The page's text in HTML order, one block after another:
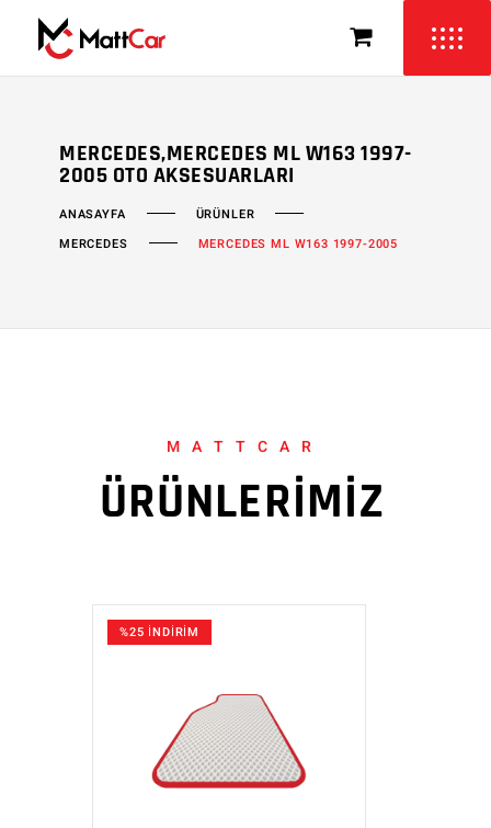
MERCEDES,MERCEDES ML W163 1997-
2005 OTO AKSESUARLARI
ANASAYFA
ÜRÜNLER
MERCEDES
MERCEDES ML W163 1997-2005
MATTCAR
ÜRÜNLERİMİZ
%25 İNDİRİM
GÖZAT